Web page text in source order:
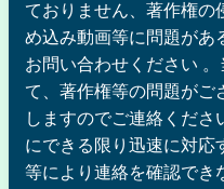
ておりません、著作権の
め込み動画等に問題があ
お問い合わせください
て、著作権等の問題がご
しますのでご連絡くださ
にできる限り迅速に対応
等により連絡を確認でき